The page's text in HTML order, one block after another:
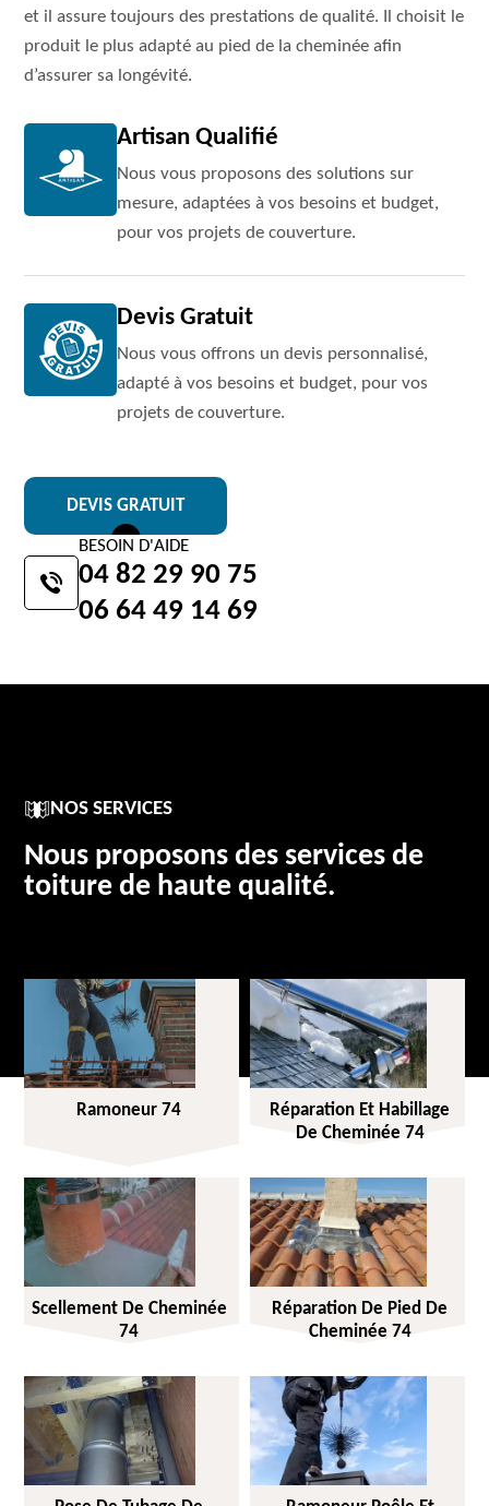
et il assure toujours des prestations de qualité. Il choisit le
produit le plus adapté au pied de la cheminée afin
d’assurer sa longévité.
Artisan Qualifié
Nous vous proposons des solutions sur
mesure, adaptées à vos besoins et budget,
pour vos projets de couverture.
Devis Gratuit
Nous vous offrons un devis personnalisé,
adapté à vos besoins et budget, pour vos
projets de couverture.
DEVIS GRATUIT
BESOIN D'AIDE
04 82 29 90 75
06 64 49 14 69
NOS SERVICES
Nous proposons des services de
toiture de haute qualité.
Ramoneur 74
Réparation Et Habillage
De Cheminée 74
Scellement De Cheminée
74
Réparation De Pied De
Cheminée 74